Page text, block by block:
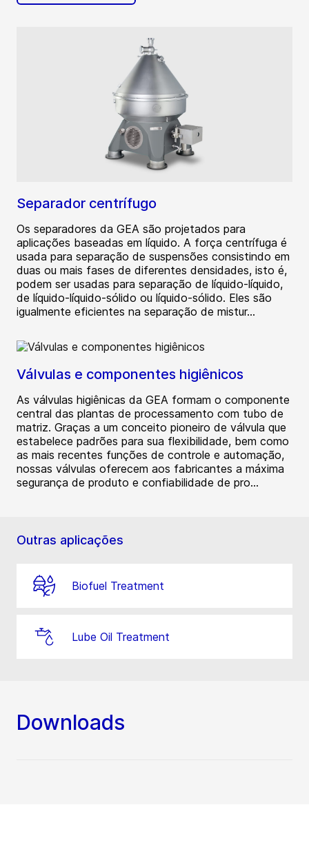
Separador centrífugo
Os separadores da GEA são projetados para
aplicações baseadas em líquido. A força centrífuga é
usada para separação de suspensões consistindo em
duas ou mais fases de diferentes densidades, isto é,
podem ser usadas para separação de líquido-líquido,
de líquido-líquido-sólido ou líquido-sólido. Eles são
igualmente eficientes na separação de mistur...
Válvulas e componentes higiênicos
As válvulas higiênicas da GEA formam o componente
central das plantas de processamento com tubo de
matriz. Graças a um conceito pioneiro de válvula que
estabelece padrões para sua flexibilidade, bem como
as mais recentes funções de controle e automação,
nossas válvulas oferecem aos fabricantes a máxima
segurança de produto e confiabilidade de pro...
Outras aplicações
Biofuel Treatment
Lube Oil Treatment
Downloads